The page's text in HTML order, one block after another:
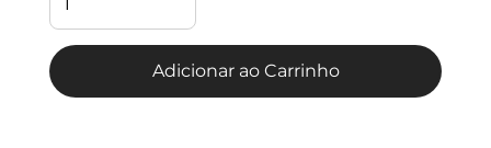
Adicionar ao Carrinho